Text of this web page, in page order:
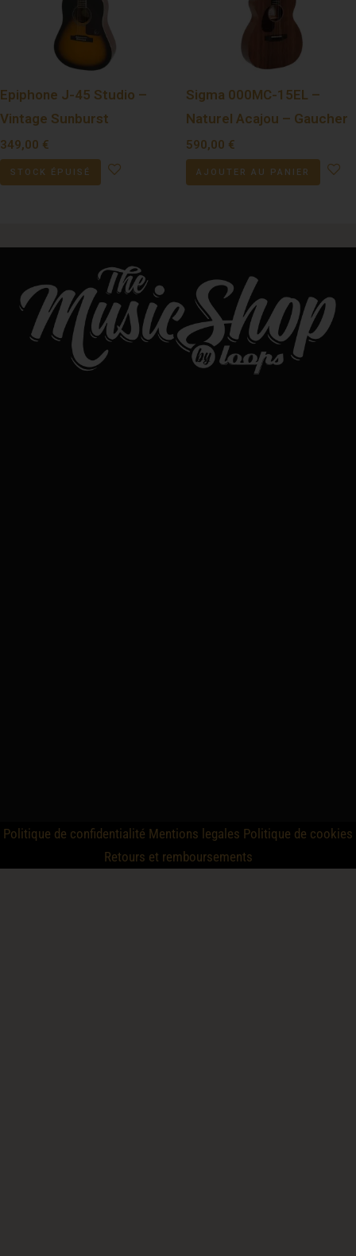
Epiphone J-45 Studio –
Vintage Sunburst
349,00 €
STOCK ÉPUISÉ
Sigma 000MC-15EL –
Naturel Acajou – Gaucher
590,00 €
AJOUTER AU PANIER
Politique de confidentialité Mentions legales Politique de cookies
Retours et remboursements